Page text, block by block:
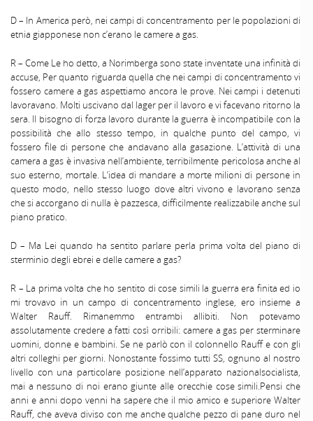
D – In America però, nei campi di concentramento per le popolazioni di
etnia giapponese non c’erano le camere a gas.
R – Come Le ho detto, a Norimberga sono state inventate una infinità di
accuse, Per quanto riguarda quella che nei campi di concentramento vi
fossero camere a gas aspettiamo ancora le prove. Nei campi i detenuti
lavoravano. Molti uscivano dal lager per il lavoro e vi facevano ritorno la
sera. Il bisogno di forza lavoro durante la guerra è incompatibile con la
possibilità che allo stesso tempo, in qualche punto del campo, vi
fossero file di persone che andavano alla gasazione. L’attività di una
camera a gas è invasiva nell’ambiente, terribilmente pericolosa anche al
suo esterno, mortale. L’idea di mandare a morte milioni di persone in
questo modo, nello stesso luogo dove altri vivono e lavorano senza
che si accorgano di nulla è pazzesca, difficilmente realizzabile anche sul
piano pratico.
D – Ma Lei quando ha sentito parlare perla prima volta del piano di
sterminio degli ebrei e delle camere a gas?
R – La prima volta che ho sentito di cose simili la guerra era finita ed io
mi trovavo in un campo di concentramento inglese, ero insieme a
Walter Rauff. Rimanemmo entrambi allibiti. Non potevamo
assolutamente credere a fatti così orribili: camere a gas per sterminare
uomini, donne e bambini. Se ne parlò con il colonnello Rauff e con gli
altri colleghi per giorni. Nonostante fossimo tutti SS, ognuno al nostro
livello con una particolare posizione nell’apparato nazionalsocialista,
mai a nessuno di noi erano giunte alle orecchie cose simili.Pensi che
anni e anni dopo venni ha sapere che il mio amico e superiore Walter
Rauff, che aveva diviso con me anche qualche pezzo di pane duro nel